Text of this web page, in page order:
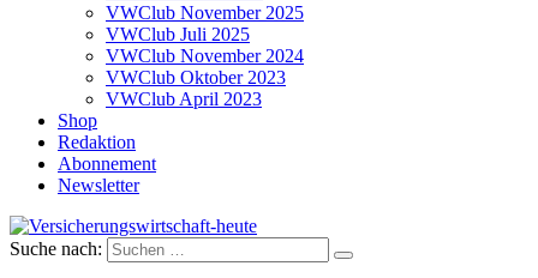
VWClub November 2025
VWClub Juli 2025
VWClub November 2024
VWClub Oktober 2023
VWClub April 2023
Shop
Redaktion
Abonnement
Newsletter
Versicherungswirtschaft-heute
Suche nach: